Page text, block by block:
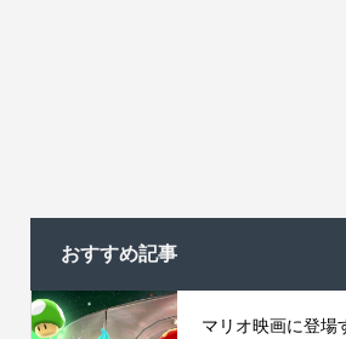
おすすめ記事
マリオ映画に登場